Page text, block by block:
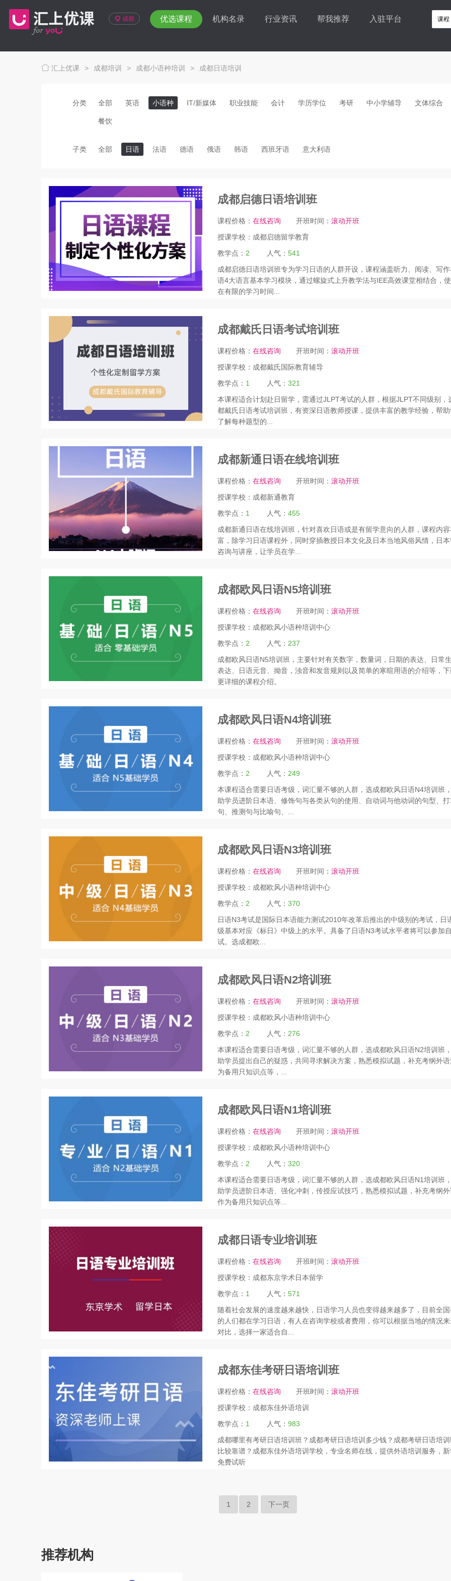
成都 优选课程 机构名录 行业资讯 帮我推荐 入驻平台
汇上优课 > 成都培训 > 成都小语种培训 > 成都日语培训
分类 全部 英语 小语种 IT/新媒体 职业技能 会计 学历学位 考研 中小学辅导 文体综合
餐饮
子类 全部 日语 法语 德语 俄语 韩语 西班牙语 意大利语
成都启德日语培训班
课程价格： 在线咨询 开班时间： 滚动开班
授课学校： 成都启德留学教育
教学点： 2 人气： 541
成都启德日语培训班专为学习日语的人群开设，课程涵盖听力、阅读、写作
语4大语言基本学习模块，通过螺旋式上升教学法与IEE高效课堂相结合，
在有限的学习时间...
成都戴氏日语考试培训班
课程价格： 在线咨询 开班时间： 滚动开班
授课学校： 成都戴氏国际教育辅导
教学点： 1 人气： 321
本课程适合计划赴日留学，需通过JLPT考试的人群，根据JLPT不同级别，
都戴氏日语考试培训班，有资深日语教师授课，提供丰富的教学经验，帮助
了解每种题型的...
成都新通日语在线培训班
课程价格： 在线咨询 开班时间： 滚动开班
授课学校： 成都新通教育
教学点： 1 人气： 455
成都新通日语在线培训班，针对喜欢日语或是有留学意向的人群，课程内
富，除学习日语课程外，同时穿插教授日本文化及日本当地风俗风情，日
咨询与讲座，让学员在学...
成都欧风日语N5培训班
课程价格： 在线咨询 开班时间： 滚动开班
授课学校： 成都欧风小语种培训中心
教学点： 2 人气： 237
成都欧风日语N5培训班，主要针对有关数字，数量词，日期的表达、日常
表达、日语元音、拗音，浊音和发音规则以及简单的寒暄用语的介绍等，
更详细的课程介绍。
成都欧风日语N4培训班
课程价格： 在线咨询 开班时间： 滚动开班
授课学校： 成都欧风小语种培训中心
教学点： 2 人气： 249
本课程适合需要日语考级，词汇量不够的人群，选成都欧风日语N4培训班
助学员进阶日本语、修饰句与各类从句的使用、自动词与他动词的句型、
句、推测句与比喻句、...
成都欧风日语N3培训班
课程价格： 在线咨询 开班时间： 滚动开班
授课学校： 成都欧风小语种培训中心
教学点： 2 人气： 370
日语N3考试是国际日本语能力测试2010年改革后推出的中级别的考试，日
级基本对应《标日》中级上的水平。具备了日语N3考试水平者将可以参加
试。选成都欧...
成都欧风日语N2培训班
课程价格： 在线咨询 开班时间： 滚动开班
授课学校： 成都欧风小语种培训中心
教学点： 2 人气： 276
本课程适合需要日语考级，词汇量不够的人群，选成都欧风日语N2培训班
助学员提出自己的疑惑，共同寻求解决方案，熟悉模拟试题，补充考纲外
为备用只知识点等，...
成都欧风日语N1培训班
课程价格： 在线咨询 开班时间： 滚动开班
授课学校： 成都欧风小语种培训中心
教学点： 2 人气： 320
本课程适合需要日语考级，词汇量不够的人群，选成都欧风日语N1培训班
助学员进阶日本语、强化冲刺，传授应试技巧，熟悉模拟试题，补充考纲
作为备用只知识点等...
成都日语专业培训班
课程价格： 在线咨询 开班时间： 滚动开班
授课学校： 成都东京学术日本留学
教学点： 1 人气： 571
随着社会发展的速度越来越快，日语学习人员也变得越来越多了，目前全
的人们都在学习日语，有人在咨询学校或者费用，你可以根据当地的情况
对比，选择一家适合自...
成都东佳考研日语培训班
课程价格： 在线咨询 开班时间： 滚动开班
授课学校： 成都东佳外语培训
教学点： 1 人气： 983
成都哪里有考研日语培训班？成都考研日语培训多少钱？成都考研日语培
比较靠谱？成都东佳外语培训学校，专业名师在线，提供外语培训服务，
免费试听
1 2 下一页
推荐机构